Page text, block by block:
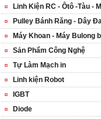
Linh Kiện RC - Ôtô -Tàu -
Pulley Bánh Răng - Dây
Máy Khoan - Máy Bulong
Sản Phẩm Công Nghệ
Tự Làm Mạch in
Linh kiện Robot
IGBT
Diode